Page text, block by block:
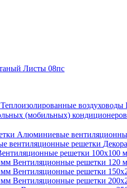
Листы 08пс
Теплоизолированные воздуховоды
(мобильных) кондиционеров
Алюминиевые
вентиляционные решетки
решетки 100х100
мм Вентиляционные решетки 120
мм Вентиляционные решетки
мм Вентиляционные решетки